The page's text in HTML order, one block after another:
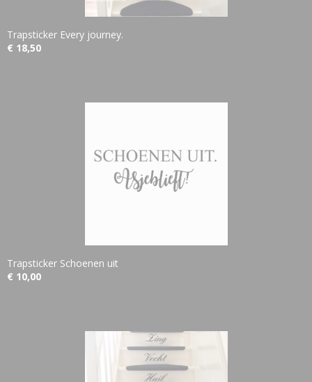
Trapsticker Every journey.
€ 18,50
Trapsticker Schoenen uit
€ 10,00